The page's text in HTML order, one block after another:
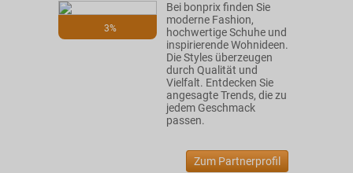
3%
Bei bonprix finden Sie
moderne Fashion,
hochwertige Schuhe und
inspirierende Wohnideen.
Die Styles überzeugen
durch Qualität und
Vielfalt. Entdecken Sie
angesagte Trends, die zu
jedem Geschmack
passen.
Zum Partnerprofil